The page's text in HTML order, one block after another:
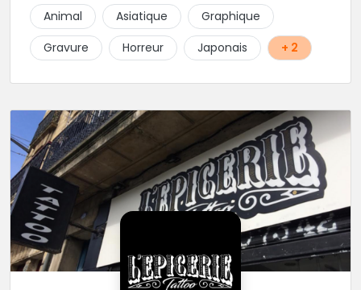
pas l'adresse? C'est normal, Hervé préfère que vous
l'appeliez avant de passer au studio... pour éviter les
moment de rush. Une adresse secrète donc...mais
excellente.
Animal Asiatique
Graphique
Gravure
Horreur Japonais + 2